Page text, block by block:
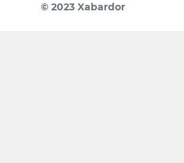
© 2023 Xabardor